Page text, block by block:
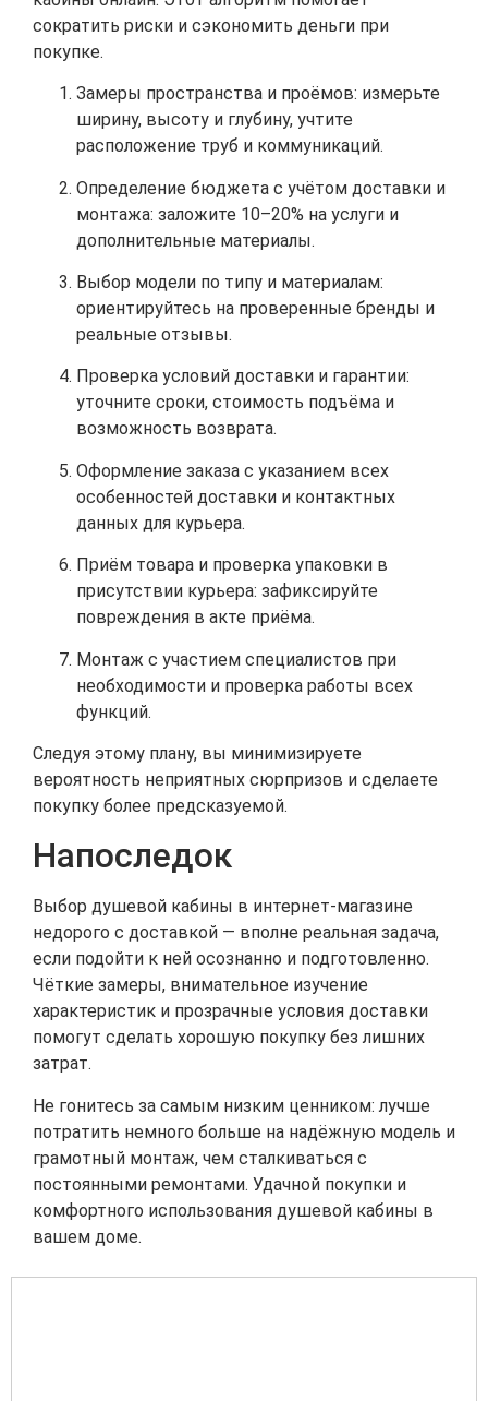
сократить риски и сэкономить деньги при
покупке.
Замеры пространства и проёмов: измерьте
ширину, высоту и глубину, учтите
расположение труб и коммуникаций.
Определение бюджета с учётом доставки и
монтажа: заложите 10–20% на услуги и
дополнительные материалы.
Выбор модели по типу и материалам:
ориентируйтесь на проверенные бренды и
реальные отзывы.
Проверка условий доставки и гарантии:
уточните сроки, стоимость подъёма и
возможность возврата.
Оформление заказа с указанием всех
особенностей доставки и контактных
данных для курьера.
Приём товара и проверка упаковки в
присутствии курьера: зафиксируйте
повреждения в акте приёма.
Монтаж с участием специалистов при
необходимости и проверка работы всех
функций.
Следуя этому плану, вы минимизируете
вероятность неприятных сюрпризов и сделаете
покупку более предсказуемой.
Напоследок
Выбор душевой кабины в интернет‑магазине
недорого с доставкой — вполне реальная задача,
если подойти к ней осознанно и подготовленно.
Чёткие замеры, внимательное изучение
характеристик и прозрачные условия доставки
помогут сделать хорошую покупку без лишних
затрат.
Не гонитесь за самым низким ценником: лучше
потратить немного больше на надёжную модель и
грамотный монтаж, чем сталкиваться с
постоянными ремонтами. Удачной покупки и
комфортного использования душевой кабины в
вашем доме.